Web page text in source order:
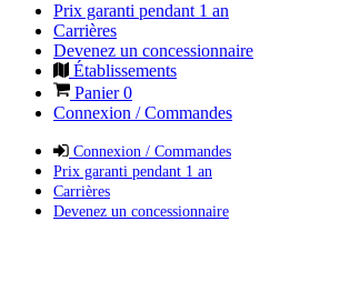
Prix garanti pendant 1 an
Carrières
Devenez un concessionnaire
Établissements
Panier0
Connexion / Commandes
Connexion / Commandes
Prix garanti pendant 1 an
Carrières
Devenez un concessionnaire